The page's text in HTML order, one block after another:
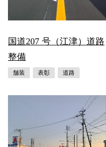
国道207 号（江津）道路
整備
舗装 表彰 道路